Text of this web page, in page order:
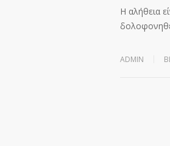
Η αλήθεια
ADMIN